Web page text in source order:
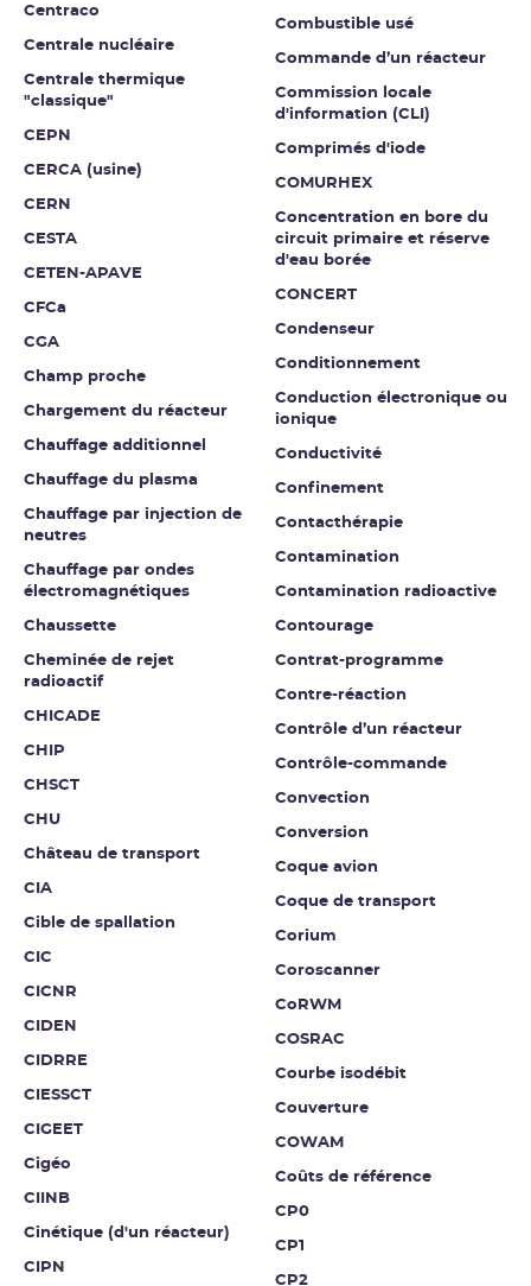
Centraco
Centrale nucléaire
Centrale thermique
"classique"
CEPN
CERCA (usine)
CERN
CESTA
CETEN-APAVE
CFCa
CGA
Champ proche
Chargement du réacteur
Chauffage additionnel
Chauffage du plasma
Chauffage par injection de
neutres
Chauffage par ondes
électromagnétiques
Chaussette
Cheminée de rejet
radioactif
CHICADE
CHIP
CHSCT
CHU
Château de transport
CIA
Cible de spallation
CIC
CICNR
CIDEN
CIDRRE
CIESSCT
CIGEET
Cigéo
CIINB
Cinétique (d'un réacteur)
CIPN
Combustible usé
Commande d’un réacteur
Commission locale
d'information (CLI)
Comprimés d'iode
COMURHEX
Concentration en bore du
circuit primaire et réserve
d'eau borée
CONCERT
Condenseur
Conditionnement
Conduction électronique ou
ionique
Conductivité
Confinement
Contacthérapie
Contamination
Contamination radioactive
Contourage
Contrat-programme
Contre-réaction
Contrôle d’un réacteur
Contrôle-commande
Convection
Conversion
Coque avion
Coque de transport
Corium
Coroscanner
CoRWM
COSRAC
Courbe isodébit
Couverture
COWAM
Coûts de référence
CP0
CP1
CP2